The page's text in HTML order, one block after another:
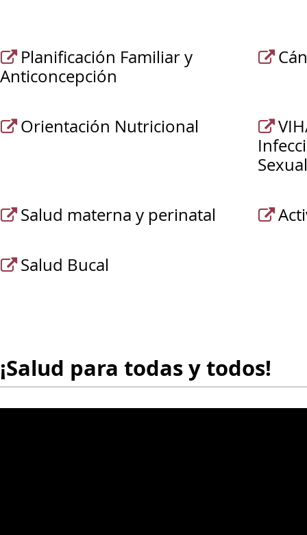
Planificación Familiar y
Anticoncepción
Orientación Nutricional
Salud materna y perinatal
Salud Bucal
¡Salud para todas y todos!